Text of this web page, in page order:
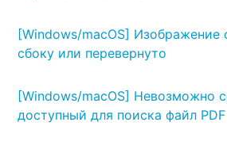
[Windows/macOS] Изображение
сбоку или перевернуто
[Windows/macOS] Невозможно
доступный для поиска файл PDF